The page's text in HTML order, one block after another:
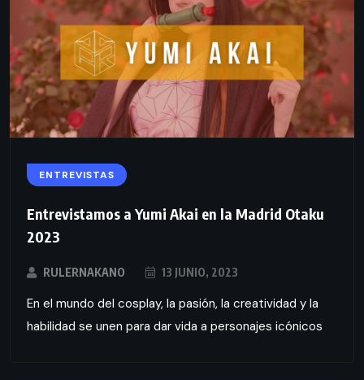
ENTREVISTAS
Entrevistamos a Yumi Akai en la Madrid Otaku
2023
RULERNAKANO 13 JUNIO, 2023
En el mundo del cosplay, la pasión, la creatividad y la
habilidad se unen para dar vida a personajes icónicos